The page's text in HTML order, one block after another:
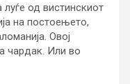
луѓе од вистинскиот
на постоењето,
Овој
чардак. Или во